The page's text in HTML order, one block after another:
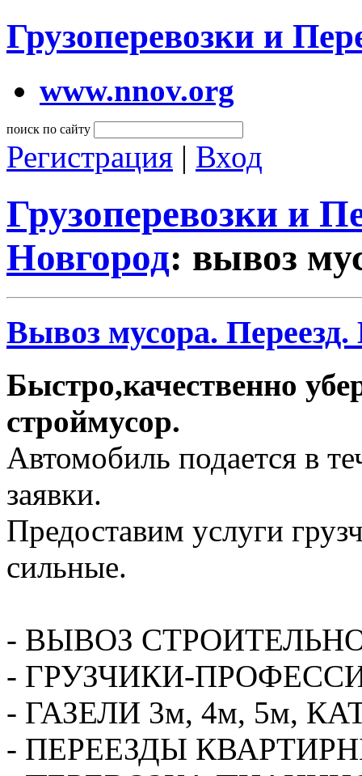
Грузоперевозки и
www.nnov.org
поиск по сайту
Регистрация | Вход
Грузоперевозки и
Новгород: вывоз
Вывоз мусора.
Быстро,качественно
строймусор.
Автомобиль подается в
заявки.
Предоставим услуги
сильные.
- ВЫВОЗ
- ГРУЗЧИКИ-
- ГАЗЕЛИ 3м, 4м, 5м,
- ПЕРЕЕЗДЫ